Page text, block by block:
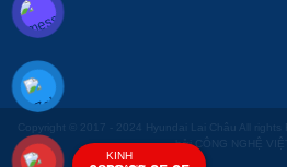
Copyright © 2017 - 2024 Hyundai Lai Châu All rights
bởi CÔNG NGHỆ
KINH